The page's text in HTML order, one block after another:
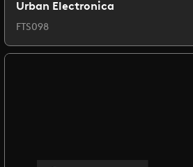
Urban Electronica
FTS098